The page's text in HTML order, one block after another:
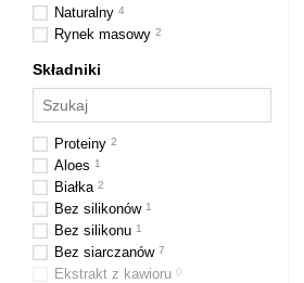
Naturalny 4
Rynek masowy 2
Składniki
Proteiny 2
Aloes 1
Białka 2
Bez silikonów 1
Bez silikonu 1
Bez siarczanów 7
Ekstrakt z kawioru 0